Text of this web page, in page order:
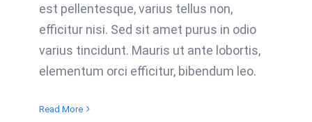
est pellentesque, varius tellus non,
efficitur nisi. Sed sit amet purus in odio
varius tincidunt. Mauris ut ante lobortis,
elementum orci efficitur, bibendum leo.
Read More